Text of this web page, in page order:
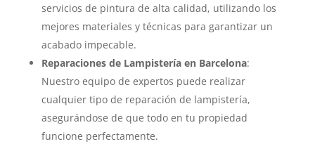
servicios de pintura de alta calidad, utilizando los
mejores materiales y técnicas para garantizar un
acabado impecable.
Reparaciones de Lampistería en Barcelona:
Nuestro equipo de expertos puede realizar
cualquier tipo de reparación de lampistería,
asegurándose de que todo en tu propiedad
funcione perfectamente.